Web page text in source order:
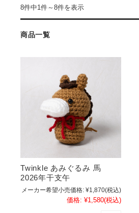
8件中1件～8件を表示
商品一覧
Twinkle あみぐるみ 馬
2026年干支午
メーカー希望小売価格: ¥1,870(税込)
価格: ¥1,580(税込)